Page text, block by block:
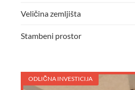
Veličina zemljišta
Stambeni prostor
ODLIČNA INVESTICIJA